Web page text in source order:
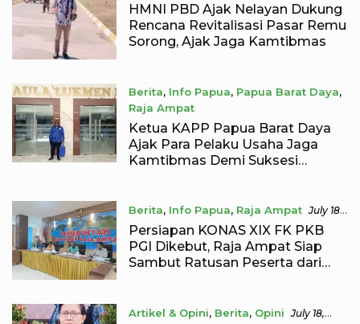
July 23, 2026
HMNI PBD Ajak Nelayan Dukung
Rencana Revitalisasi Pasar Remu
Sorong, Ajak Jaga Kamtibmas
Berita, Info Papua, Papua Barat Daya,
Raja Ampat
July 23, 2026
Ketua KAPP Papua Barat Daya
Ajak Para Pelaku Usaha Jaga
Kamtibmas Demi Suksesi
Berita, Info Papua, Raja Ampat July 18,
2026
Persiapan KONAS XIX FK PKB
PGI Dikebut, Raja Ampat Siap
Sambut Ratusan Peserta dari
Artikel & Opini, Berita, Opini July 18,